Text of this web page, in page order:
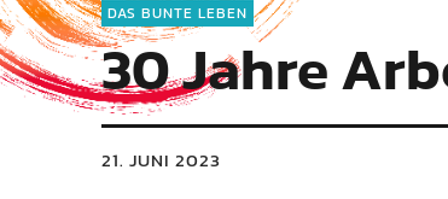
DAS BUNTE LEBEN
30 Jahre
21. JUNI 2023